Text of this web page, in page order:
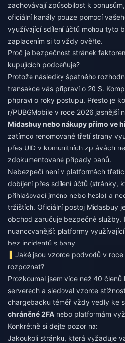
zachovávají způsobilost k
oficiální kanály pouze pomocí
využívající sdílení účtů mohou tyto
zaplacením si to vždy ověřte.
Proč je bezpečnost stránek
kupujících podceňuje?
Protože následky špatného
transakce vás připraví o 20 $.
připraví o roky postupu. Přesto je
r/PUBGMobile v roce 2026 jasnější
Midasbuy nebo nákupy přímo ve
zatímco renomované třetí strany
přes UID v komunitních zprávách
zdokumentované případy banů.
Nebezpečí není v platformách
dobíjení přes sdílení účtů (stránky,
přihlašovací jméno nebo heslo) a
tržištích. Oficiální postoj Midasbuy
obchod zaručuje bezpečné služby.
nuancovanější: platformy
bez incidentů s bany.
Jaké jsou vzorce podvodů v
rozpoznat?
Prozkoumal jsem více než 40 členů
serverech a sledoval vzorce
chargebacku téměř vždy vedly ke
chráněné 2FA nebo platformám
Konkrétně si dejte pozor na:
Jakoukoli stránku, která vyžaduje